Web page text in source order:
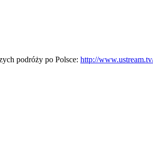
podróży po Polsce: http://